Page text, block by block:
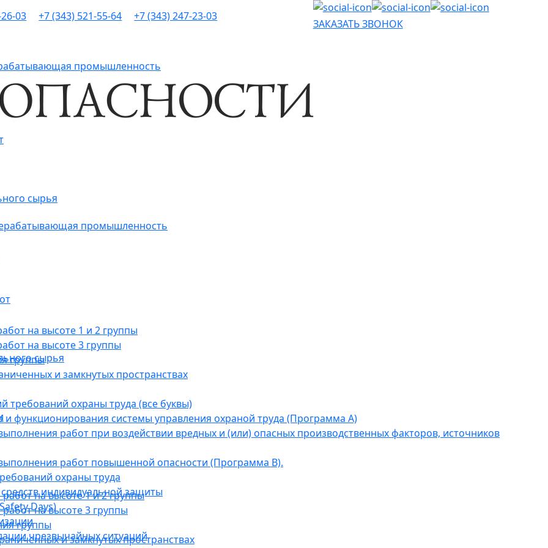
промышленность
сырья
на высоте 1 и 2 группы
на высоте 3 группы
группы
и замкнутых пространствах
требований охраны труда (все буквы)
функционирования системы управления охраной труда (Программа А)
работ при воздействии вредных и (или) опасных производственных факторов, источников
работ повышенной опасности (Программа В).
охраны труда
индивидуальной защиты
Days)
чрезвычайных ситуаций
03 +7 (343) 521-55-64 +7 (343) 247-23-03
ЗАКАЗАТЬ ЗВОНОК
промышленность
сырья
на высоте 1 и 2 группы
на высоте 3 группы
группы
и замкнутых пространствах